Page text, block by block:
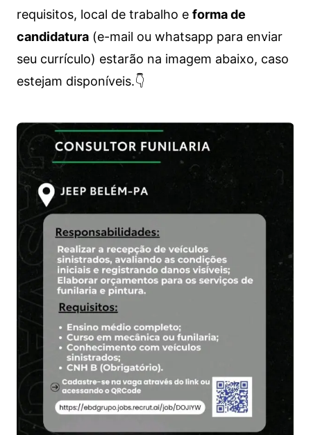
requisitos, local de trabalho e forma de
candidatura(e-mail ou whatsapp para enviar
seu currículo) estarão na imagem abaixo, caso
estejam disponíveis.👇